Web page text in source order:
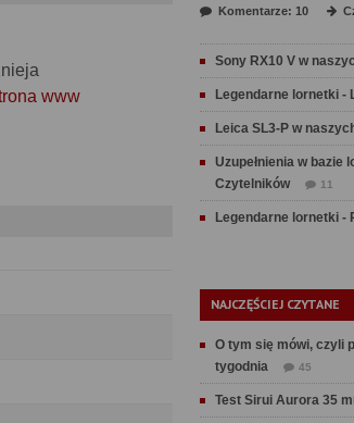
www
Komentarze: 10
Sony RX10 V w
Legendarne lornetki -
Leica SL3-P w
Uzupełnienia w bazie
Czytelników
11
Legendarne lornetki -
NAJCZĘŚCIEJ CZYTANE
O tym się mówi, czyli
tygodnia
45
Test Sirui Aurora 35